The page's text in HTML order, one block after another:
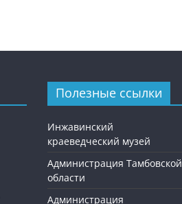
Полезные ссылки
Инжавинский
краеведческий музей
Администрация Тамбовской
области
Администрация